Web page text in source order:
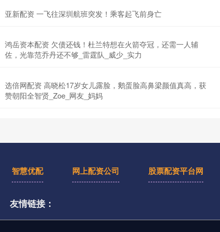
亚新配资 一飞往深圳航班突发！乘客起飞前身亡
鸿岳资本配资 欠债还钱！杜兰特想在火箭夺冠，还需一人辅
佐，光靠范乔丹还不够_雷霆队_威少_实力
选倍网配资 高晓松17岁女儿露脸，鹅蛋脸高鼻梁颜值真高，获
赞朝阳全智贤_Zoe_网友_妈妈
智慧优配 网上配资公司 股票配资平台网
友情链接：